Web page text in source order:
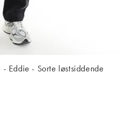
Eddie - Sorte løstsiddende